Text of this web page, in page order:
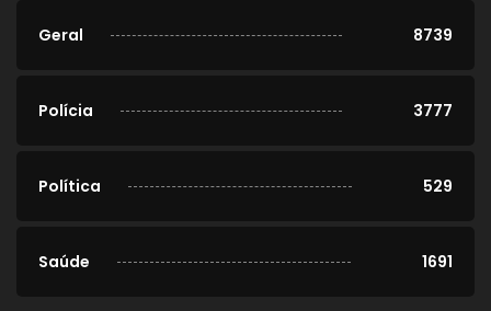
Geral 8739
Polícia 3777
Política 529
Saúde 1691